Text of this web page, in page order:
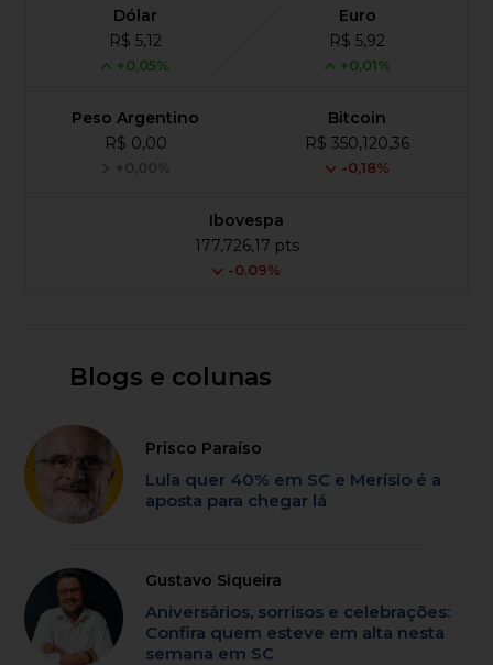
Dólar
R$ 5,12
+0,05%
Euro
R$ 5,92
+0,01%
Peso Argentino
R$ 0,00
+0,00%
Bitcoin
R$ 350,120,36
-0,18%
Ibovespa
177,726,17 pts
-0.09%
Blogs e colunas
Prisco Paraíso
Lula quer 40% em SC e Merísio é a
aposta para chegar lá
Gustavo Siqueira
Aniversários, sorrisos e celebrações:
Confira quem esteve em alta nesta
semana em SC